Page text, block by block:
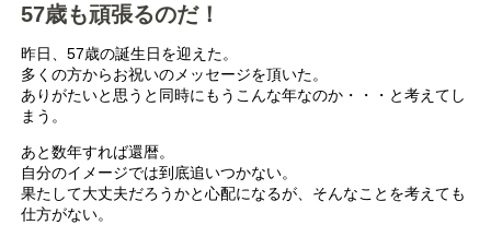
57歳も頑張るのだ！
昨日、57歳の誕生日を迎えた。
多くの方からお祝いのメッセージを頂いた。
ありがたいと思うと同時にもうこんな年なのか・・・と考えてし
まう。
あと数年すれば還暦。
自分のイメージでは到底追いつかない。
果たして大丈夫だろうかと心配になるが、そんなことを考えても
仕方がない。